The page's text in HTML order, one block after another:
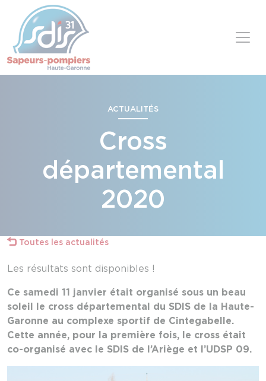
ACTUALITÉS
Cross
départemental
2020
Toutes les actualités
Les résultats sont disponibles !
Ce samedi 11 janvier était organisé sous un beau
soleil le cross départemental du SDIS de la Haute-
Garonne au complexe sportif de Cintegabelle.
Cette année, pour la première fois, le cross était
co-organisé avec le SDIS de l’Ariège et l’UDSP 09.
Panneau de gestion des cookies